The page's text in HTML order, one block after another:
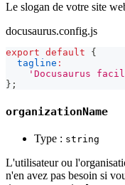
Le slogan de votre site
docusaurus.config.js
export default
{
tagline :
'Docusaurus
} ;
organizationName
Type : string
L'utilisateur ou
n'en avez pas besoin si